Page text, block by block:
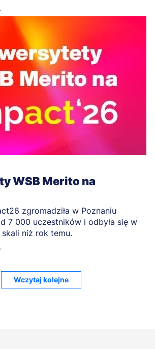
WSB Merito na
zgromadziła w Poznaniu
7 000 uczestników i odbyła się w
niż rok temu.
Wczytaj kolejne